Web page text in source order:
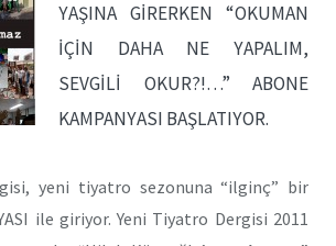
YAŞINA GİRERKEN “OKUMAN
İÇİN DAHA NE YAPALIM,
SEVGİLİ OKUR?!…” ABONE
KAMPANYASI BAŞLATIYOR.
yeni tiyatro sezonuna “ilginç” bir
ile giriyor. Yeni Tiyatro Dergisi 2011